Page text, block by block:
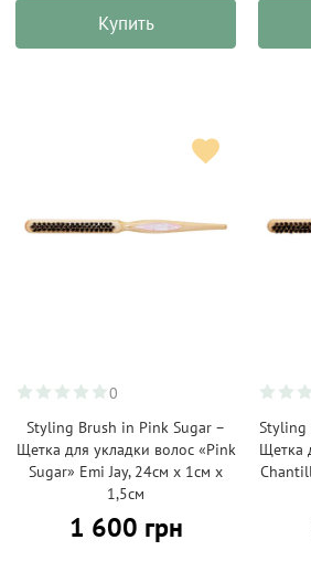
Купить
0
Styling Brush in Pink Sugar –
Щетка для укладки волос «Pink
Sugar» Emi Jay, 24см х 1см х
1,5см
1 600 грн
Styling
Щетка